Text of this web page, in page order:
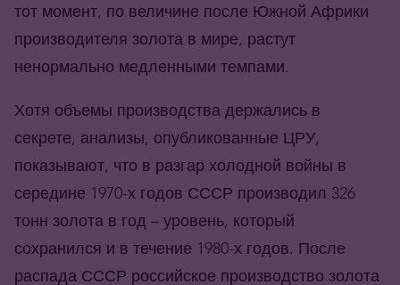
тот момент, по величине после Южной Африки
производителя золота в мире, растут
ненормально медленными темпами.
Хотя объемы производства держались в
секрете, анализы, опубликованные ЦРУ,
показывают, что в разгар холодной войны в
середине 1970-х годов СССР производил 326
тонн золота в год – уровень, который
сохранился и в течение 1980-х годов. После
распада СССР российское производство золота